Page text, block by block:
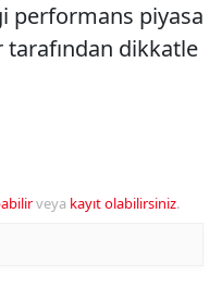
performans piyasa
tarafından dikkatle
veya kayıt olabilirsiniz.